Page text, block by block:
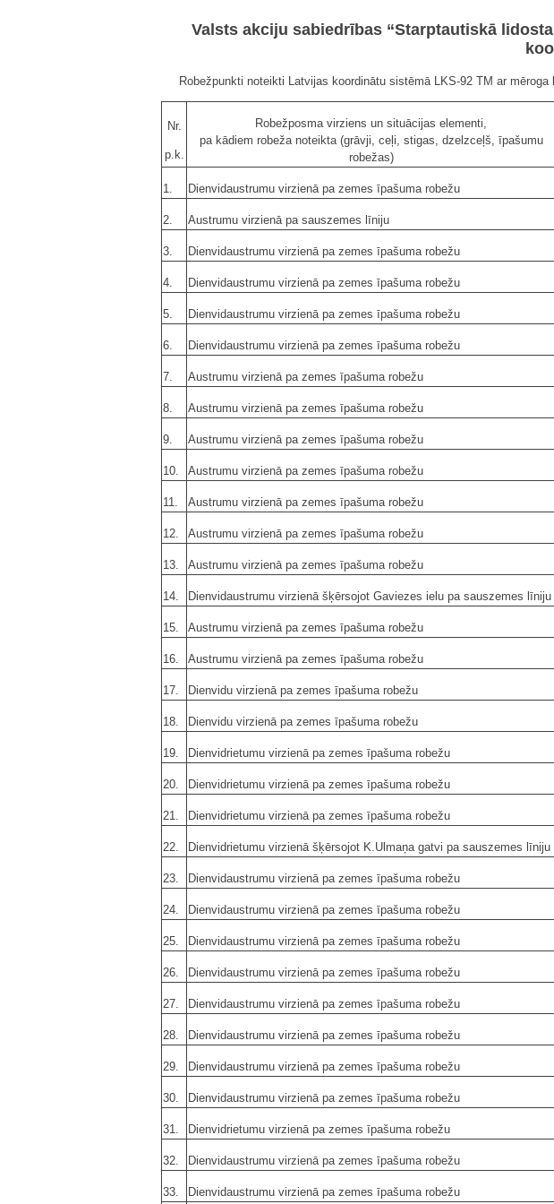
Valsts akciju sabiedrības “Starptautiskā
Robežpunkti noteikti Latvijas koordinātu sistēmā LKS-92 TM ar mēroga
Nr.
p.k.
Robežposma virziens un situācijas elementi,
pa kādiem robeža noteikta (grāvji, ceļi, stigas, dzelzceļš, īpašumu
robežas)
1. Dienvidaustrumu virzienā pa zemes īpašuma robežu
2. Austrumu virzienā pa sauszemes līniju
3. Dienvidaustrumu virzienā pa zemes īpašuma robežu
4. Dienvidaustrumu virzienā pa zemes īpašuma robežu
5. Dienvidaustrumu virzienā pa zemes īpašuma robežu
6. Dienvidaustrumu virzienā pa zemes īpašuma robežu
7. Austrumu virzienā pa zemes īpašuma robežu
8. Austrumu virzienā pa zemes īpašuma robežu
9. Austrumu virzienā pa zemes īpašuma robežu
10. Austrumu virzienā pa zemes īpašuma robežu
11. Austrumu virzienā pa zemes īpašuma robežu
12. Austrumu virzienā pa zemes īpašuma robežu
13. Austrumu virzienā pa zemes īpašuma robežu
14. Dienvidaustrumu virzienā šķērsojot Gaviezes ielu pa sauszemes līniju
15. Austrumu virzienā pa zemes īpašuma robežu
16. Austrumu virzienā pa zemes īpašuma robežu
17. Dienvidu virzienā pa zemes īpašuma robežu
18. Dienvidu virzienā pa zemes īpašuma robežu
19. Dienvidrietumu virzienā pa zemes īpašuma robežu
20. Dienvidrietumu virzienā pa zemes īpašuma robežu
21. Dienvidrietumu virzienā pa zemes īpašuma robežu
22. Dienvidrietumu virzienā šķērsojot K.Ulmaņa gatvi pa sauszemes līniju
23. Dienvidaustrumu virzienā pa zemes īpašuma robežu
24. Dienvidaustrumu virzienā pa zemes īpašuma robežu
25. Dienvidaustrumu virzienā pa zemes īpašuma robežu
26. Dienvidaustrumu virzienā pa zemes īpašuma robežu
27. Dienvidaustrumu virzienā pa zemes īpašuma robežu
28. Dienvidaustrumu virzienā pa zemes īpašuma robežu
29. Dienvidaustrumu virzienā pa zemes īpašuma robežu
30. Dienvidaustrumu virzienā pa zemes īpašuma robežu
31. Dienvidrietumu virzienā pa zemes īpašuma robežu
32. Dienvidaustrumu virzienā pa zemes īpašuma robežu
33. Dienvidaustrumu virzienā pa zemes īpašuma robežu